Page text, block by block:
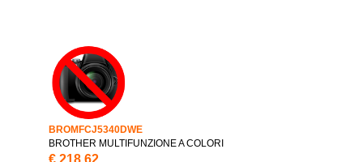
BROMFCJ5340DWE
BROTHER MULTIFUNZIONE A COLORI
€.218,62